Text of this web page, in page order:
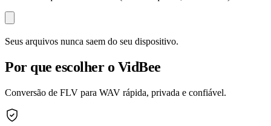
Seus arquivos nunca saem do seu dispositivo.
Por que escolher o VidBee
Conversão de FLV para WAV rápida, privada e confiável.